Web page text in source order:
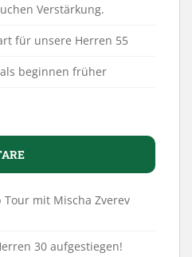
Verstärkung.
für unsere Herren 55
beginnen früher
Tour mit Mischa Zverev
30 aufgestiegen!